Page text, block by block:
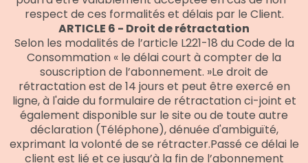
respect de ces formalités et délais par le Client.
ARTICLE 6 - Droit de rétractation
Selon les modalités de l’article L221-18 du Code de la
Consommation « le délai court à compter de la
souscription de l’abonnement. »Le droit de
rétractation est de 14 jours et peut être exercé en
ligne, à l'aide du formulaire de rétractation ci-joint et
également disponible sur le site ou de toute autre
déclaration (Téléphone), dénuée d'ambiguïté,
exprimant la volonté de se rétracter.Passé ce délai le
client est lié et ce jusqu’à la fin de l’abonnement